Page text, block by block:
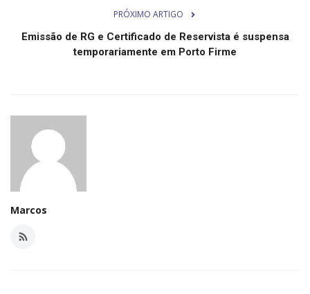
PRÓXIMO ARTIGO
Emissão de RG e Certificado de Reservista é suspensa
temporariamente em Porto Firme
Marcos